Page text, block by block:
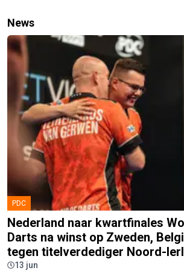
News
PDC
Nederland naar kwartfinales
Darts na winst op Zweden,
tegen titelverdediger Noord-
13 jun